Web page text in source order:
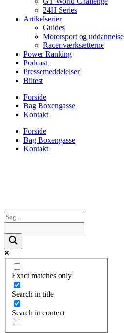
24H Series
Artikelserier
Guides
Motorsport og uddannelse
Raceriværksætterne
Power Ranking
Podcast
Pressemeddelelser
Biltest
Forside
Bag Boxengasse
Kontakt
Forside
Bag Boxengasse
Kontakt
Exact matches only
Search in title
Search in content